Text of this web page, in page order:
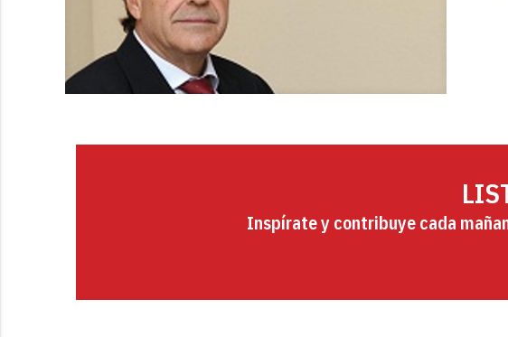
Inspírate y contribuye cada